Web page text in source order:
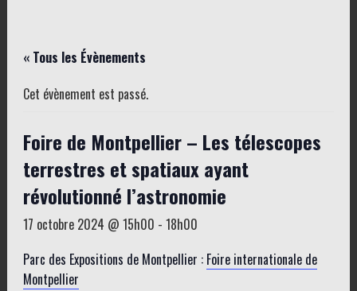
« Tous les Évènements
Cet évènement est passé.
Foire de Montpellier – Les télescopes
terrestres et spatiaux ayant
révolutionné l’astronomie
17 octobre 2024 @ 15h00 - 18h00
Parc des Expositions de Montpellier : Foire internationale de
Montpellier